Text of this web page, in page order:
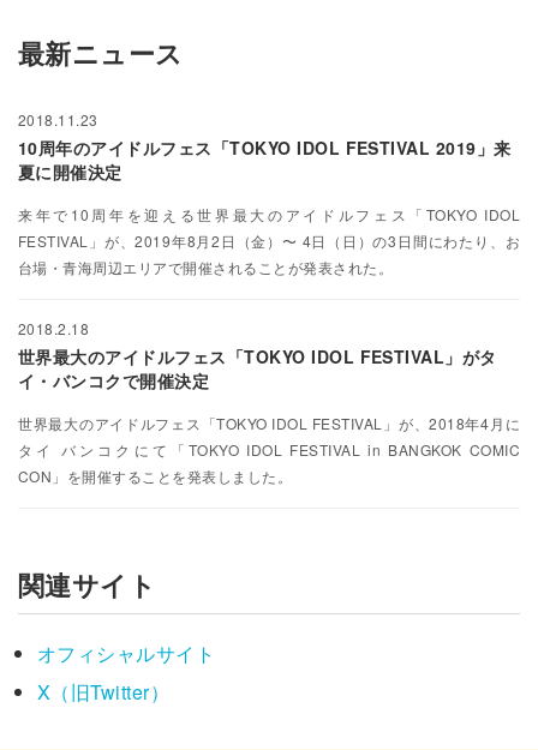
最新ニュース
2018.11.23
10周年のアイドルフェス「TOKYO IDOL FESTIVAL 2019」来
夏に開催決定
来年で10周年を迎える世界最大のアイドルフェス「TOKYO IDOL
FESTIVAL」が、2019年8月2日（金）〜 4日（日）の3日間にわたり、お
台場・青海周辺エリアで開催されることが発表された。
2018.2.18
世界最大のアイドルフェス「TOKYO IDOL FESTIVAL」がタ
イ・バンコクで開催決定
世界最大のアイドルフェス「TOKYO IDOL FESTIVAL」が、2018年4月に
タイ バンコクにて「TOKYO IDOL FESTIVAL in BANGKOK COMIC
CON」を開催することを発表しました。
関連サイト
オフィシャルサイト
X（旧Twitter）